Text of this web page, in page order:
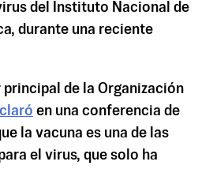
del Instituto Nacional de
durante una reciente
de la Organización
en una conferencia de
la vacuna es una de las
el virus, que solo ha